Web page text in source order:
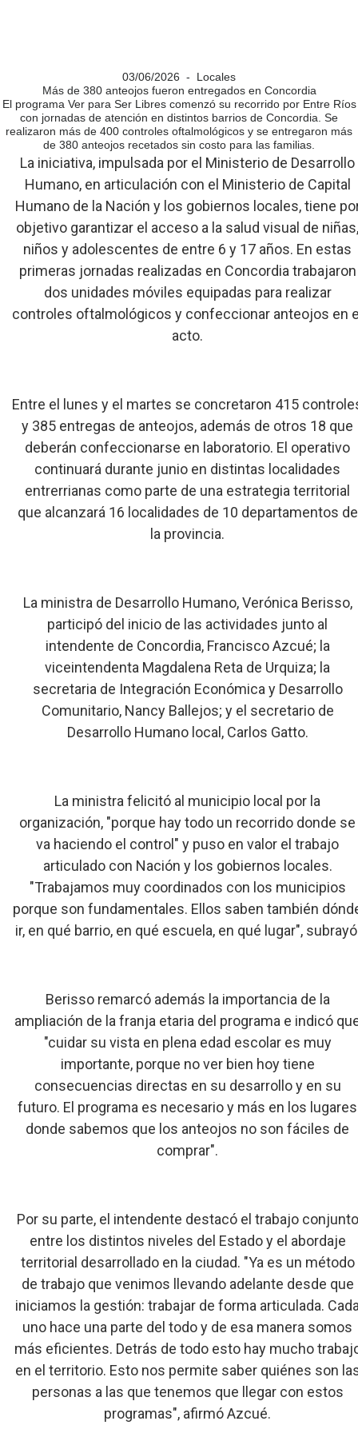
03/06/2026 - Locales
Más de 380 anteojos fueron entregados en Concordia
El programa Ver para Ser Libres comenzó su recorrido por Entre Ríos
con jornadas de atención en distintos barrios de Concordia. Se
realizaron más de 400 controles oftalmológicos y se entregaron más
de 380 anteojos recetados sin costo para las familias.
La iniciativa, impulsada por el Ministerio de Desarrollo
Humano, en articulación con el Ministerio de Capital
Humano de la Nación y los gobiernos locales, tiene
objetivo garantizar el acceso a la salud visual de
niños y adolescentes de entre 6 y 17 años. En estas
primeras jornadas realizadas en Concordia trabajaron
dos unidades móviles equipadas para realizar
controles oftalmológicos y confeccionar anteojos en
acto.
Entre el lunes y el martes se concretaron 415
y 385 entregas de anteojos, además de otros 18 que
deberán confeccionarse en laboratorio. El operativo
continuará durante junio en distintas localidades
entrerrianas como parte de una estrategia territorial
que alcanzará 16 localidades de 10 departamentos de
la provincia.
La ministra de Desarrollo Humano, Verónica Berisso,
participó del inicio de las actividades junto al
intendente de Concordia, Francisco Azcué; la
viceintendenta Magdalena Reta de Urquiza; la
secretaria de Integración Económica y Desarrollo
Comunitario, Nancy Ballejos; y el secretario de
Desarrollo Humano local, Carlos Gatto.
La ministra felicitó al municipio local por la
organización, "porque hay todo un recorrido donde se
va haciendo el control" y puso en valor el trabajo
articulado con Nación y los gobiernos locales.
"Trabajamos muy coordinados con los municipios
porque son fundamentales. Ellos saben también
ir, en qué barrio, en qué escuela, en qué lugar",
Berisso remarcó además la importancia de la
ampliación de la franja etaria del programa e indicó
"cuidar su vista en plena edad escolar es muy
importante, porque no ver bien hoy tiene
consecuencias directas en su desarrollo y en su
futuro. El programa es necesario y más en los lugares
donde sabemos que los anteojos no son fáciles de
comprar".
Por su parte, el intendente destacó el trabajo conjunto
entre los distintos niveles del Estado y el abordaje
territorial desarrollado en la ciudad. "Ya es un método
de trabajo que venimos llevando adelante desde que
iniciamos la gestión: trabajar de forma articulada.
uno hace una parte del todo y de esa manera somos
más eficientes. Detrás de todo esto hay mucho
en el territorio. Esto nos permite saber quiénes son
personas a las que tenemos que llegar con estos
programas", afirmó Azcué.